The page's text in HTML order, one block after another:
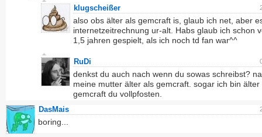
klugscheißer
also obs älter als gemcraft is, glaub ich net, aber
internetzeitrechnung ur-alt. Habs glaub ich schon
1,5 jahren gespielt, als ich noch td fan war^^
RuDi
denkst du auch nach wenn du sowas schreibst?
meine mutter älter als gemcraft. sogar ich bin älter
gemcraft du vollpfosten.
DasMais
boring...